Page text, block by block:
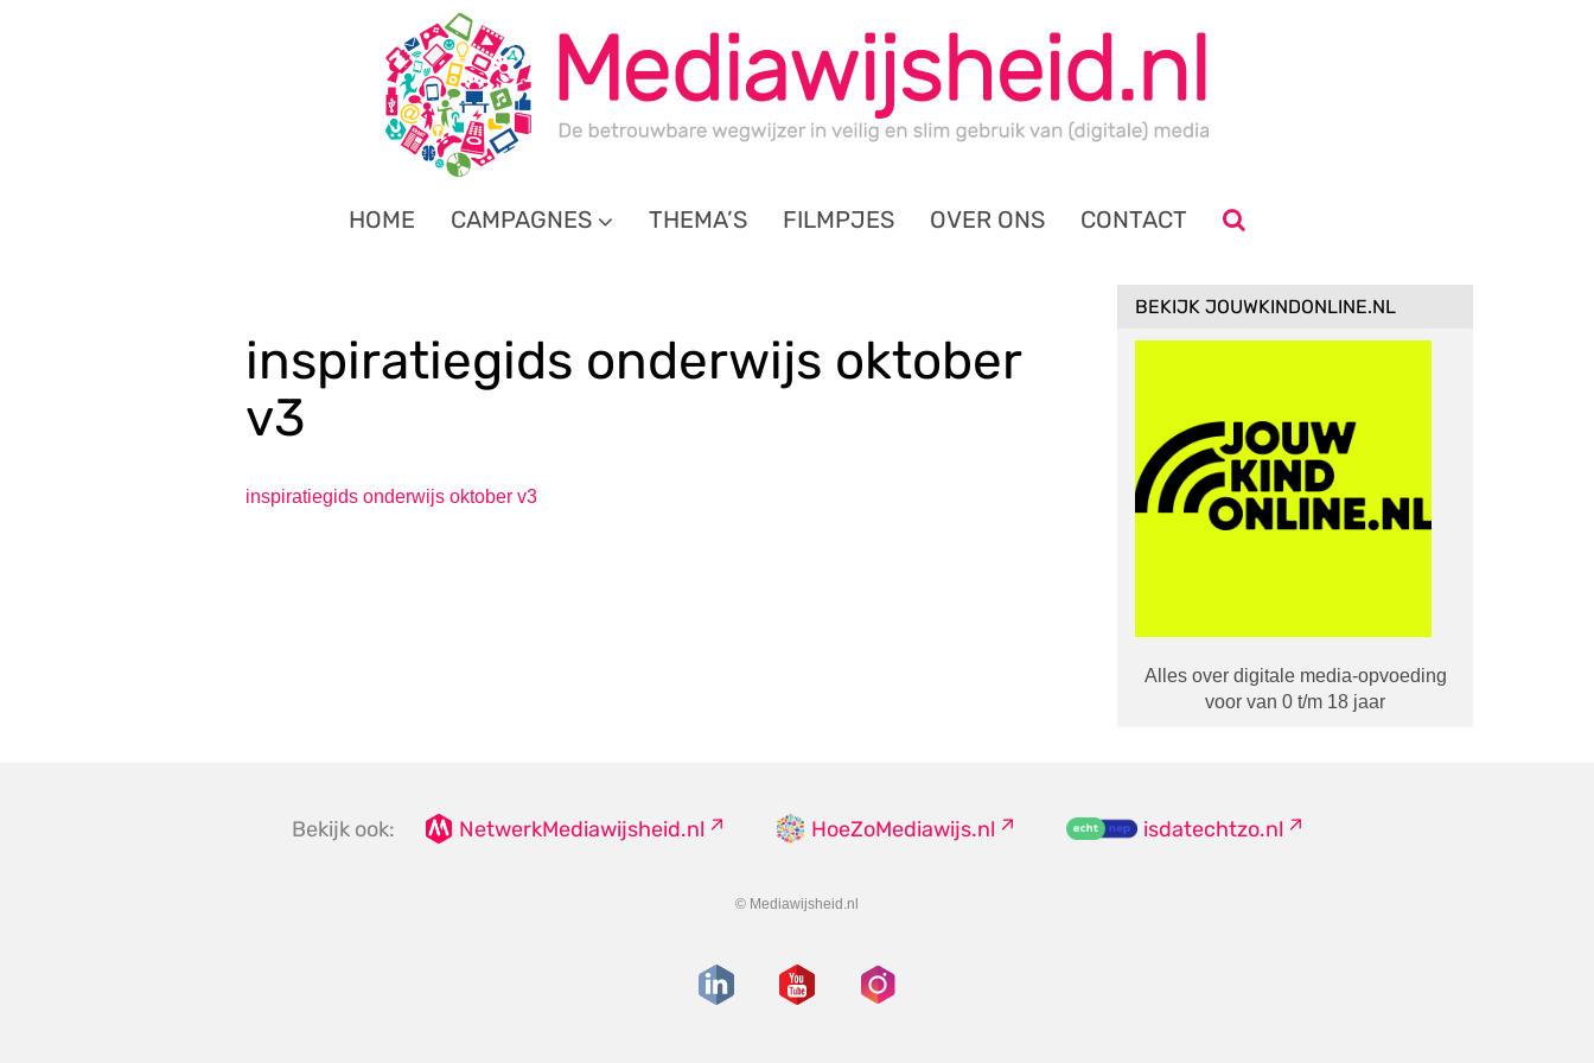
HOME CAMPAGNES THEMA’S FILMPJES OVER ONS CONTACT
inspiratiegids onderwijs oktober
v3
inspiratiegids onderwijs oktober v3
BEKIJK JOUWKINDONLINE.NL
Alles over digitale media-opvoeding
voor van 0 t/m 18 jaar
Bekijk ook: NetwerkMediawijsheid.nl HoeZoMediawijs.nl isdatechtzo.nl
© Mediawijsheid.nl